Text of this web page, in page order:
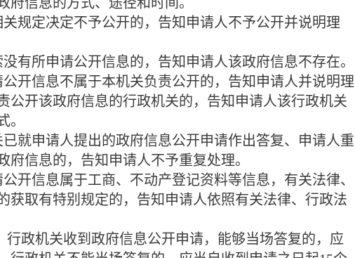
关规定决定不予公开的，告知申请人不予公开并说明理
有所申请公开信息的，告知申请人该政府信息不存在。
公开信息不属于本机关负责公开的，告知申请人并说明理
公开该政府信息的行政机关的，告知申请人该行政机关
。
已就申请人提出的政府信息公开申请作出答复、申请人重
府信息的，告知申请人不予重复处理。
开信息属于工商、不动产登记资料等信息，有关法律、
获取有特别规定的，告知申请人依照有关法律、行政法
行政机关收到政府信息公开申请，能够当场答复的，应